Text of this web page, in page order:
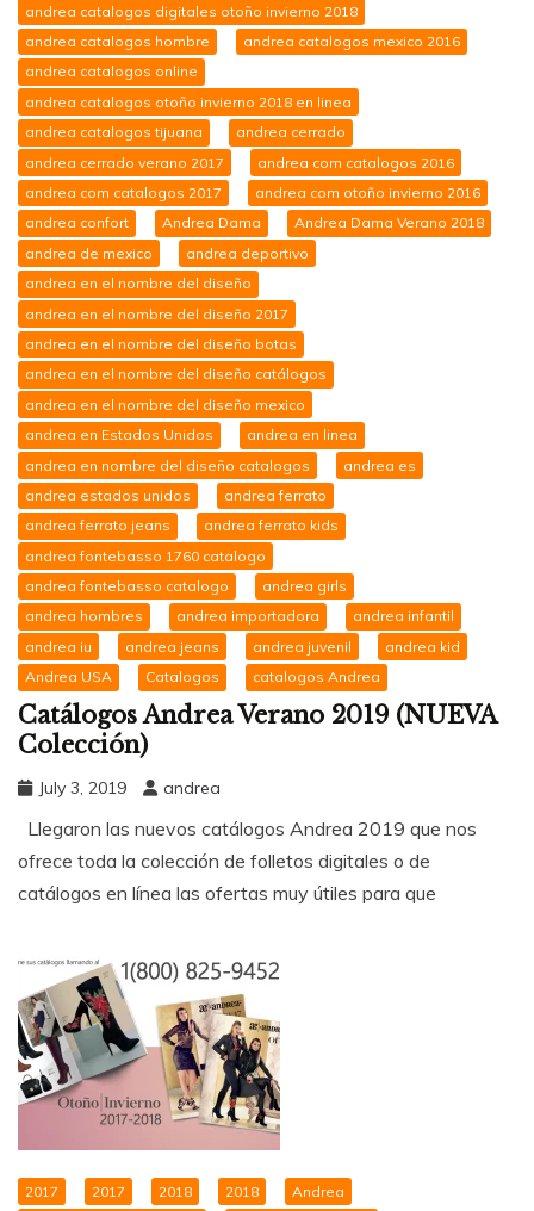
andrea catalogos digitales otoño invierno 2018
andrea catalogos hombre
andrea catalogos mexico 2016
andrea catalogos online
andrea catalogos otoño invierno 2018 en linea
andrea catalogos tijuana
andrea cerrado
andrea cerrado verano 2017
andrea com catalogos 2016
andrea com catalogos 2017
andrea com otoño invierno 2016
andrea confort
Andrea Dama
Andrea Dama Verano 2018
andrea de mexico
andrea deportivo
andrea en el nombre del diseño
andrea en el nombre del diseño 2017
andrea en el nombre del diseño botas
andrea en el nombre del diseño catálogos
andrea en el nombre del diseño mexico
andrea en Estados Unidos
andrea en linea
andrea en nombre del diseño catalogos
andrea es
andrea estados unidos
andrea ferrato
andrea ferrato jeans
andrea ferrato kids
andrea fontebasso 1760 catalogo
andrea fontebasso catalogo
andrea girls
andrea hombres
andrea importadora
andrea infantil
andrea iu
andrea jeans andrea juvenil
andrea kid
Andrea USA
Catalogos catalogos Andrea
Catálogos Andrea Verano 2019 (NUEVA
Colección)
July 3, 2019 andrea
Llegaron las nuevos catálogos Andrea 2019 que nos
ofrece toda la colección de folletos digitales o de
catálogos en línea las ofertas muy útiles para que
2017 2017 2018 2018
Andrea